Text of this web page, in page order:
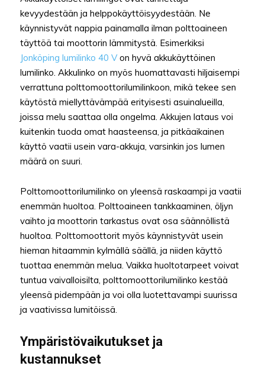
kevyydestään ja helppokäyttöisyydestään. Ne
käynnistyvät nappia painamalla ilman polttoaineen
täyttöä tai moottorin lämmitystä. Esimerkiksi
Jonköping lumilinko 40 Von hyvä akkukäyttöinen
lumilinko. Akkulinko on myös huomattavasti hiljaisempi
verrattuna polttomoottorilumilinkoon, mikä tekee sen
käytöstä miellyttävämpää erityisesti asuinalueilla,
joissa melu saattaa olla ongelma. Akkujen lataus voi
kuitenkin tuoda omat haasteensa, ja pitkäaikainen
käyttö vaatii usein vara-akkuja, varsinkin jos lumen
määrä on suuri.
Polttomoottorilumilinko on yleensä raskaampi ja vaatii
enemmän huoltoa. Polttoaineen tankkaaminen, öljyn
vaihto ja moottorin tarkastus ovat osa säännöllistä
huoltoa. Polttomoottorit myös käynnistyvät usein
hieman hitaammin kylmällä säällä, ja niiden käyttö
tuottaa enemmän melua. Vaikka huoltotarpeet voivat
tuntua vaivalloisilta, polttomoottorilumilinko kestää
yleensä pidempään ja voi olla luotettavampi suurissa
ja vaativissa lumitöissä.
Ympäristövaikutukset ja
kustannukset